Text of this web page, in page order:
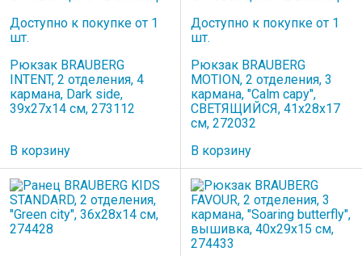
Доступно к покупке от 1
шт.
Рюкзак BRAUBERG
INTENT, 2 отделения, 4
кармана, Dark side,
39х27х14 см, 273112
В корзину
Доступно к покупке от 1
шт.
Рюкзак BRAUBERG
MOTION, 2 отделения, 3
кармана, "Calm capy",
СВЕТЯЩИЙСЯ, 41х28х17
см, 272032
В корзину